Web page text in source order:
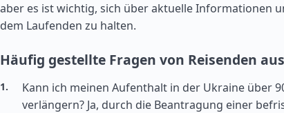
aber es ist wichtig, sich über aktuelle Informationen
dem Laufenden zu halten.
Häufig gestellte Fragen von Reisenden
Kann ich meinen Aufenthalt in der Ukraine über
verlängern? Ja, durch die Beantragung einer